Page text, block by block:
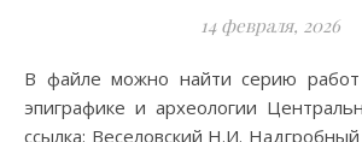
14 февраля, 2026
В файле можно найти серию работ по архитектуре,
эпиграфике и археологии
ссылка: Веселовский Н.И.